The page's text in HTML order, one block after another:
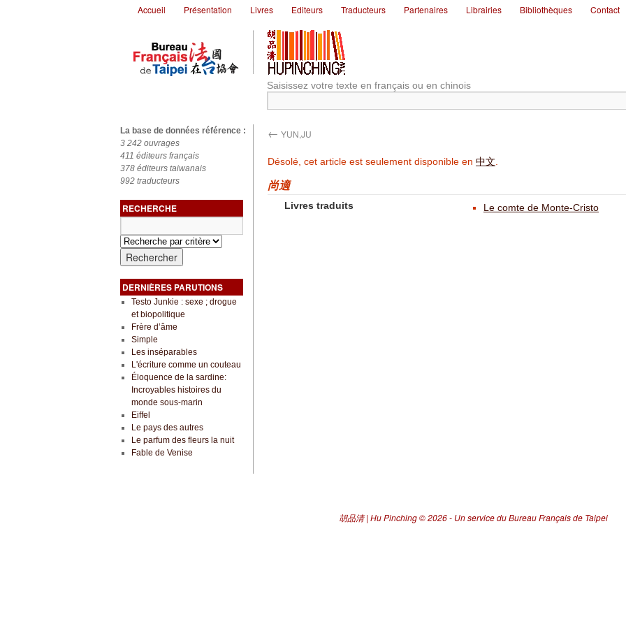
Accueil Présentation Livres Editeurs Traducteurs Partenaires Librairies Bibliothèques Contact
Saisissez votre texte en français ou en chinois
La base de données référence :
3 242 ouvrages
411 éditeurs français
378 éditeurs taiwanais
992 traducteurs
RECHERCHE
DERNIÈRES PARUTIONS
Testo Junkie : sexe ; drogue
et biopolitique
Frère d’âme
Simple
Les inséparables
L'écriture comme un couteau
Éloquence de la sardine:
Incroyables histoires du
monde sous-marin
Eiffel
Le pays des autres
Le parfum des fleurs la nuit
Fable de Venise
← YUN,JU
Désolé, cet article est seulement disponible en 中文
尚適
Livres traduits Le comte de Monte-Cristo
胡品清 | Hu Pinching© 2026 - Un service du Bureau Français de Taipei